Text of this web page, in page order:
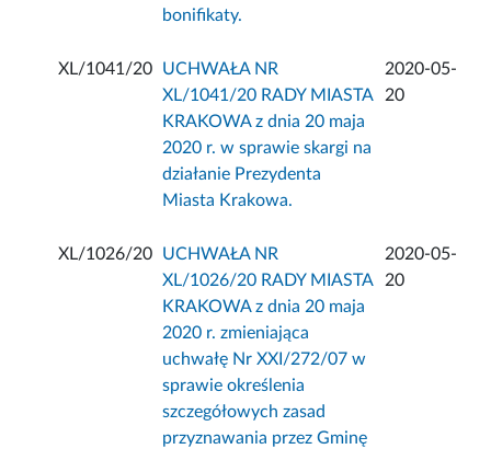
bonifikaty.
XL/1041/20
UCHWAŁA NR
XL/1041/20 RADY MIASTA
KRAKOWA z dnia 20 maja
2020 r. w sprawie skargi na
działanie Prezydenta
Miasta Krakowa.
2020-05-
20
XL/1026/20
UCHWAŁA NR
XL/1026/20 RADY MIASTA
KRAKOWA z dnia 20 maja
2020 r. zmieniająca
uchwałę Nr XXI/272/07 w
sprawie określenia
szczegółowych zasad
przyznawania przez Gminę
2020-05-
20